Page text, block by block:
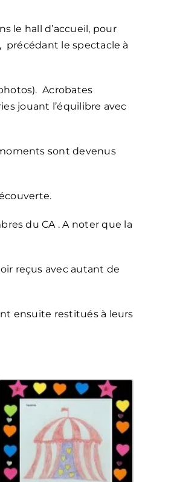
le hall d’accueil, pour
précédant le spectacle à
Acrobates
jouant l’équilibre avec
sont devenus
du CA . A noter que la
reçus avec autant de
ensuite restitués à leurs